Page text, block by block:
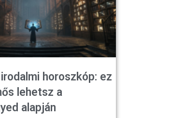
irodalmi horoszkóp: ez
lehetsz a
alapján